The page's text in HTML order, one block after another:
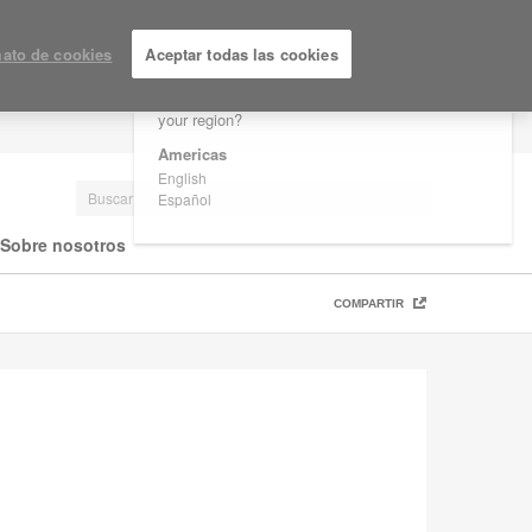
Are you in United States?
your region?
Americas
English
Español
Sobre nosotros
COMPARTIR
de cookies Aceptar todas las cookies